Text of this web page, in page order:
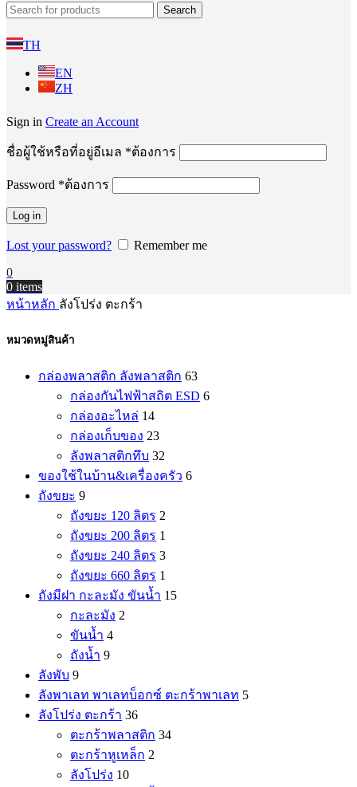
Search
TH
EN
ZH
Sign in Create an Account
ชื่อผู้ใช้หรือที่อยู่อีเมล *ต้องการ
Password *ต้องการ
Log in
Lost your password?
Remember me
0
0 items
หน้าหลัก ลังโปร่ง ตะกร้า
หมวดหมู่สินค้า
กล่องพลาสติก ลังพลาสติก 63
กล่องกันไฟฟ้าสถิต ESD 6
กล่องอะไหล่ 14
กล่องเก็บของ 23
ลังพลาสติกทึบ 32
ของใช้ในบ้าน&เครื่องครัว 6
ถังขยะ 9
ถังขยะ 120 ลิตร 2
ถังขยะ 200 ลิตร 1
ถังขยะ 240 ลิตร 3
ถังขยะ 660 ลิตร 1
ถังมีฝา กะละมัง ขันน้ำ 15
กะละมัง 2
ขันน้ำ 4
ถังน้ำ 9
ลังพับ 9
ลังพาเลท พาเลทบ็อกซ์ ตะกร้าพาเลท 5
ลังโปร่ง ตะกร้า 36
ตะกร้าพลาสติก 34
ตะกร้าหูเหล็ก 2
ลังโปร่ง 10